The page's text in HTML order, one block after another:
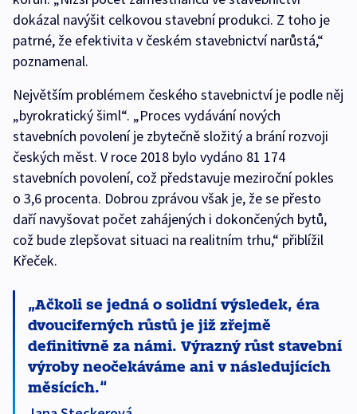
dokázal navýšit celkovou stavební produkci. Z toho je
patrné, že efektivita v českém stavebnictví narůstá,“
poznamenal.
Největším problémem českého stavebnictví je podle něj
„byrokratický šiml“. „Proces vydávání nových
stavebních povolení je zbytečně složitý a brání rozvoji
českých měst. V roce 2018 bylo vydáno 81 174
stavebních povolení, což představuje meziroční pokles
o 3,6 procenta. Dobrou zprávou však je, že se přesto
daří navyšovat počet zahájených i dokončených bytů,
což bude zlepšovat situaci na realitním trhu,“ přiblížil
Křeček.
Ačkoli se jedná o solidní výsledek, éra
dvouciferných růstů je již zřejmě
definitivně za námi. Výrazný růst stavební
výroby neočekáváme ani v následujících
měsících.